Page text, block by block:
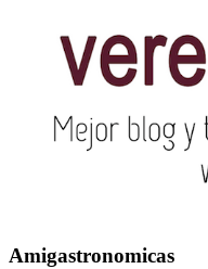
Amigastronomicas